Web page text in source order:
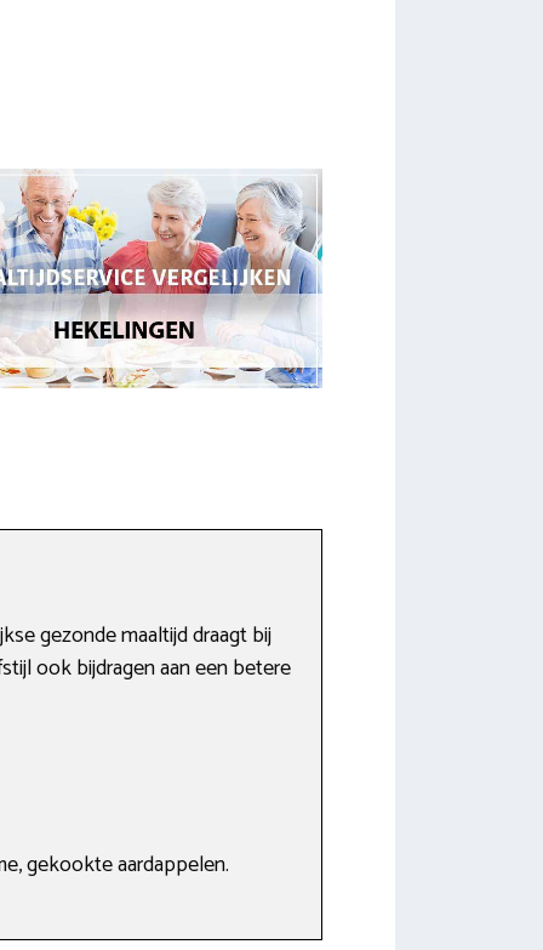
gezonde maaltijd draagt bij
ook bijdragen aan een betere
gekookte aardappelen.